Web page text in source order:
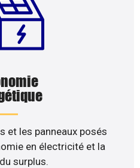
et les panneaux posés
en électricité et la
surplus.